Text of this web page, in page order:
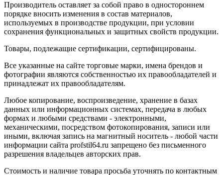
Производитель оставляет за собой право в одностороннем
порядке вносить изменения в состав материалов,
используемых в производстве продукции, при условии
сохранения функциональных и защитных свойств продукции.
Товары, подлежащие сертификации, сертифицированы.
Все указанные на сайте торговые марки, имена брендов и
фотографии являются собственностью их правообладателей и
принадлежат их правообладателям.
Любое копирование, воспроизведение, хранение в базах
данных или информационных системах, передача в любых
формах и любыми средствами - электронными,
механическими, посредством фотокопирования, записи или
иными, включая запись на магнитный носитель - любой части
информации сайта profstil64.ru запрещено без письменного
разрешения владельцев авторских прав.
Стоимость и наличие товара просьба уточнять по контактным